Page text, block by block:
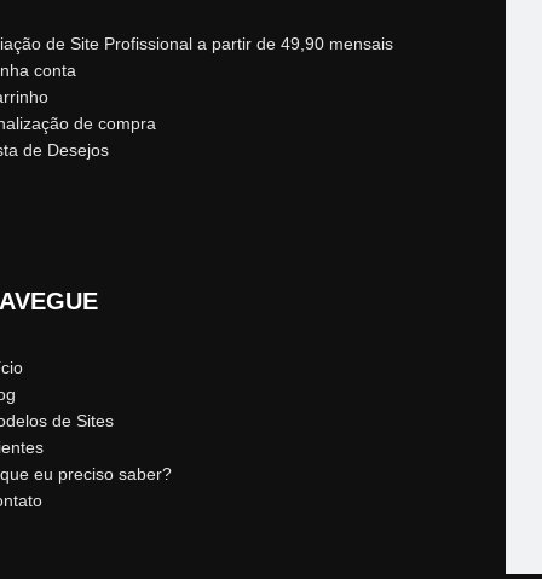
de Site Profissional a partir de 49,90 mensais
conta
de compra
de Desejos
de Sites
eu preciso saber?